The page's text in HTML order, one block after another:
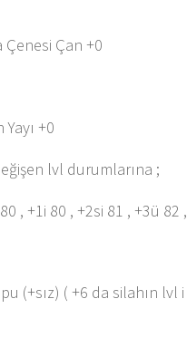
Çenesi Çan +0
+0
lvl durumlarına ;
, +1i 80 , +2si 81 , +3ü 82
(+sız) ( +6 da silahın lvl i